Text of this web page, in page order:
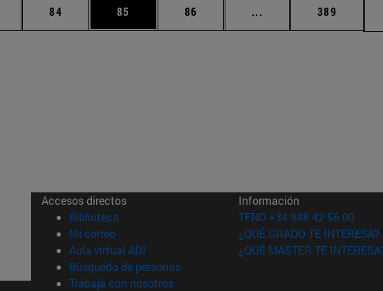
Páginas intermedias Use TAB para desplazarse.
Página
84 Página
85 Página
86 ... Páginas intermedias
Página
389
Accesos directos
Biblioteca (abre en nueva ventana)
Mi correo(abre en nueva ventana)
Aula virtual ADI (abre en nueva ventana)
Búsqueda de personas(abre en nueva ventana)
Trabaja con nosotros(abre en nueva ventana)
Información
TFNO +34 948 42 56 00
¿QUÉ GRADO TE INTERESA?
¿QUÉ MÁSTER TE